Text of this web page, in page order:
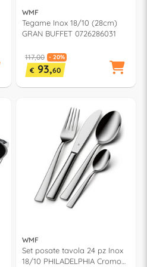
WMF
Tegame Inox 18/10 (28cm)
GRAN BUFFET 0726286031
117,00 - 20%
€ 93,60
WMF
Set posate tavola 24 pz Inox
18/10 PHILADELPHIA Cromo